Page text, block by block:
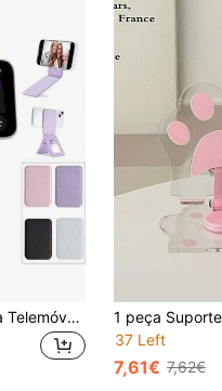
1/2PCS Suporte para Telemóvel Magsafe, Suporte de Telemóvel Magnético Dobrável Invisível de Bolso, Suporte Magnético Dobrável Universal Multifuncional, Adequado para Selfies em Direto
37 Left
7,61€ 7,62€